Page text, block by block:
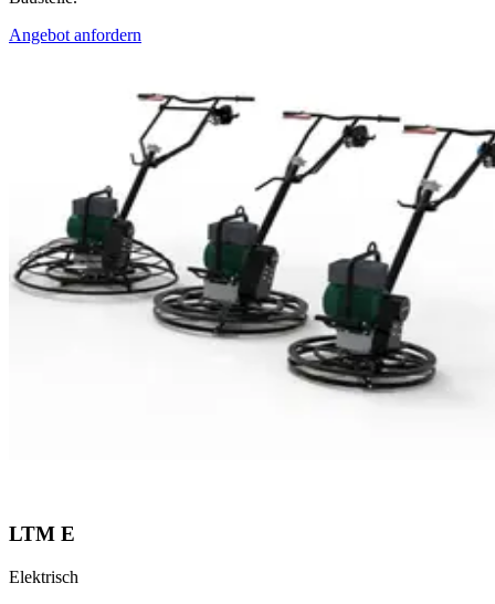
Angebot anfordern
LTM E
Elektrisch